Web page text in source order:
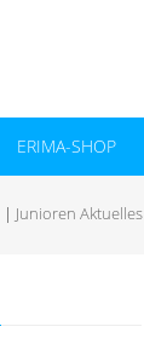
ERIMA-SHOP
| Junioren Aktuelles